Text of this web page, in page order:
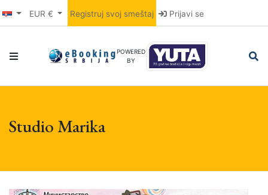
EUR € Registruj svoj smeštaj Prijavi se
POWERED
BY
Studio Marika